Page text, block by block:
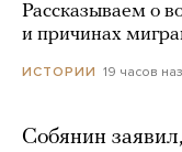
Рассказываем о
и причинах
ИСТОРИИ 19 часов
Собянин